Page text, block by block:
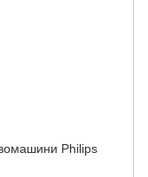
Philips